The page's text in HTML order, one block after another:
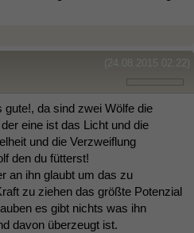
(24.08.2015 02:22)
gute!, da sind zwei Wölfe die
eine ist das Licht und die
und die Verzweiflung
den du fütterst!
an ihn glaubt um das zu
zu ziehen das größte Potenzial
es gibt nichts was ihn
davon überzeugt ist.